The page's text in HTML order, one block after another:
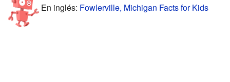
En inglés: Fowlerville, Michigan Facts for Kids